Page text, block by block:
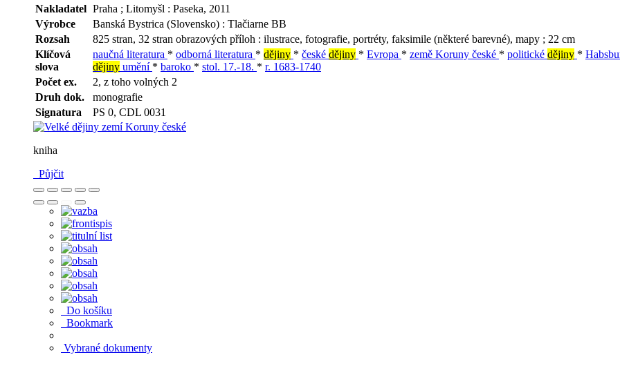
Nakladatel Praha ; Litomyšl : Paseka, 2011
Výrobce
Banská Bystrica (Slovensko) : Tlačiarne BB
Rozsah
825 stran, 32 stran obrazových příloh : ilustrace, fotografie, portréty, faksimile (některé barevné), mapy ; 22 cm
Klíčová
slova
naučná literatura * odborná literatura * dějiny * české dějiny * Evropa * země Koruny české * politické dějiny *
dějiny umění * baroko * stol. 17.-18. * r. 1683-1740
Počet ex.
2, z toho volných 2
Druh dok.
monografie
Signatura
PS 0, CDL 0031
kniha
Půjčit
Do košíku
Bookmark
Vybrané dokumenty